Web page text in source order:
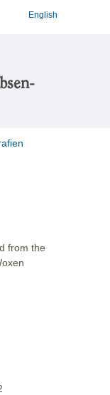
English
from the